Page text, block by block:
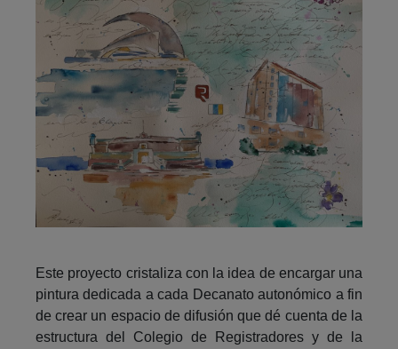
Este proyecto cristaliza con la idea de encargar una
pintura dedicada a cada Decanato autonómico a fin
de crear un espacio de difusión que dé cuenta de la
estructura del Colegio de Registradores y de la